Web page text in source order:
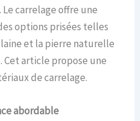
carrelage offre une
options prisées telles
et la pierre naturelle
article propose une
de carrelage.
abordable